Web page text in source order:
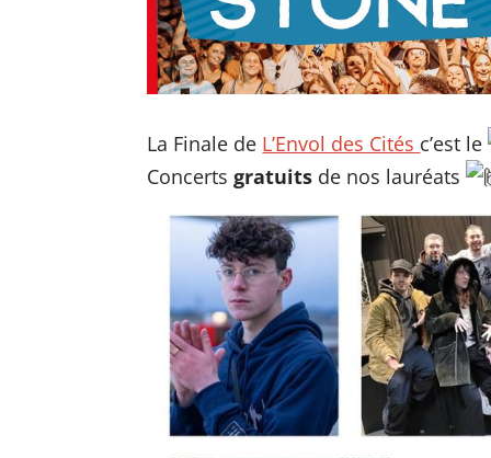
La Finale de L’Envol des Cités c’est le
Concertsgratuits de nos lauréats